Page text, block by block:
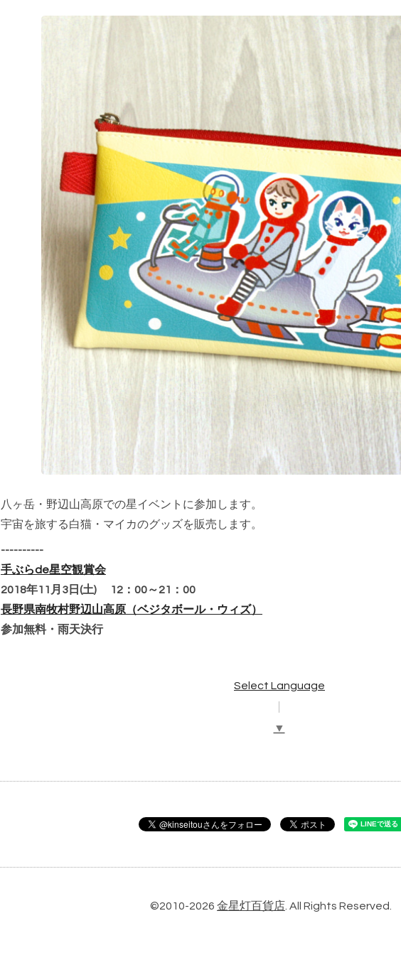
八ヶ岳・野辺山高原での星イベントに参加します。
宇宙を旅する白猫・マイカのグッズを販売します。
----------
手ぶらde星空観賞会
2018年11月3日(土) 12：00～21：00
長野県南牧村野辺山高原（ベジタボール・ウィズ）
参加無料・雨天決行
Select Language
▼
©2010-2026 金星灯百貨店 . All Rights Reserved.